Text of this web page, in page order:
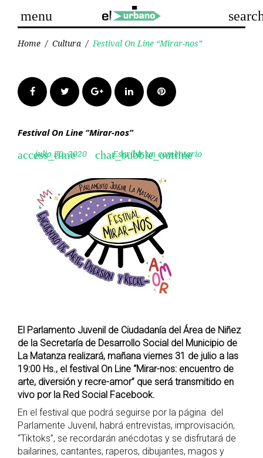
content
menu
Home / Cultura / Festival On Line “Mirar-nos”
FacebookTwitter Google+LinkedInPinterest
Festival On Line “Mirar-nos”
access_time
julio 30, 2020 chat_bubble_outline
Escribir un comentario
El Parlamento Juvenil de Ciudadanía del Área de Niñez
de la Secretaría de Desarrollo Social del Municipio de
La Matanza realizará, mañana viernes 31 de julio a las
19:00 Hs., el festival On Line “Mirar-nos: encuentro de
arte, diversión y recre-amor” que será transmitido en
vivo por la Red Social Facebook.
En el festival que podrá seguirse por la página del
Parlamente Juvenil, habrá entrevistas, improvisación,
“Tiktoks”, se recordarán anécdotas y se disfrutará de
bailarines, cantantes, raperos, dibujantes, magos y